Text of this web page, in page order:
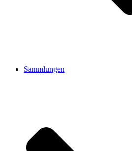
Sammlungen